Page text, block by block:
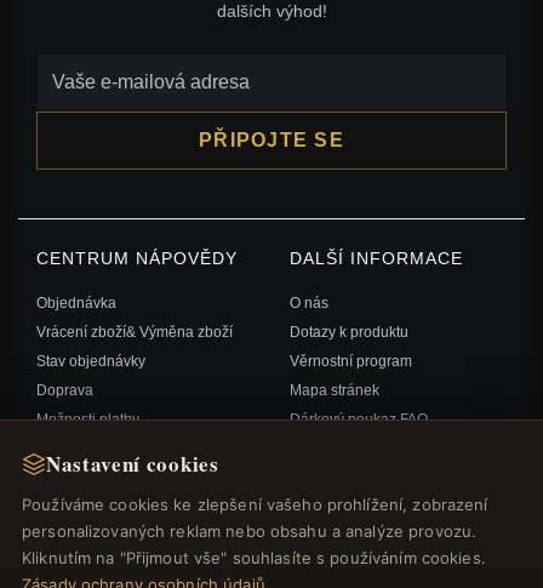
Nastavení cookies
Používáme cookies ke zlepšení vašeho prohlížení, zobrazení
personalizovaných reklam nebo obsahu a analýze provozu.
Kliknutím na "Přijmout vše" souhlasíte s používáním cookies.
dalších výhod!
PŘIPOJTE SE
CENTRUM NÁPOVĚDY
Objednávka
Vrácení zboží& Výměna zboží
Stav objednávky
Doprava
Možnosti platby
Kontaktujte nás
DALŠÍ INFORMACE
O nás
Dotazy k produktu
Věrnostní program
Mapa stránek
Dárkový poukaz FAQ
RYCHLÉ ODKAZY SLEDUJTE NÁS